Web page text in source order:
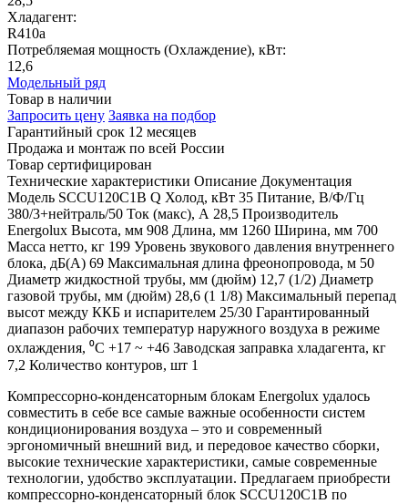
Хладагент:
R410a
Потребляемая мощность (Охлаждение), кВт:
12,6
Модельный ряд
Товар в наличии
Запросить цену Заявка на подбор
Гарантийный срок 12 месяцев
Продажа и монтаж по всей России
Товар сертифицирован
Технические характеристики Описание Документация
Модель SCCU120C1B Q Холод, кВт 35 Питание, В/Ф/Гц
380/3+нейтраль/50 Ток (макс), А 28,5 Производитель
Energolux Высота, мм 908 Длина, мм 1260 Ширина, мм 700
Масса нетто, кг 199 Уровень звукового давления внутреннего
блока, дБ(А) 69 Максимальная длина фреонопровода, м 50
Диаметр жидкостной трубы, мм (дюйм) 12,7 (1/2) Диаметр
газовой трубы, мм (дюйм) 28,6 (1 1/8) Максимальный перепад
высот между ККБ и испарителем 25/30 Гарантированный
диапазон рабочих температур наружного воздуха в режиме
охлаждения, ⁰С +17 ~ +46 Заводская заправка хладагента, кг
7,2 Количество контуров, шт 1
Компрессорно-конденсаторным блокам Energolux удалось
совместить в себе все самые важные особенности систем
кондиционирования воздуха – это и современный
эргономичный внешний вид, и передовое качество сборки,
высокие технические характеристики, самые современные
технологии, удобство эксплуатации. Предлагаем приобрести
компрессорно-конденсаторный блок SCCU120C1B по